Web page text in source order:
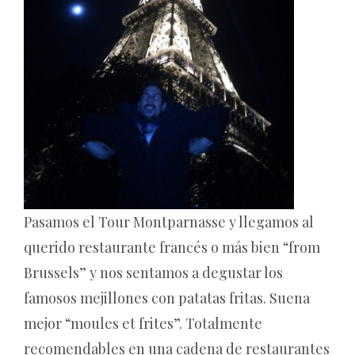
Pasamos el Tour Montparnasse y llegamos al
querido restaurante francés o más bien “from
Brussels” y nos sentamos a degustar los
famosos mejillones con patatas fritas. Suena
mejor “moules et frites”. Totalmente
recomendables en una cadena de restaurantes